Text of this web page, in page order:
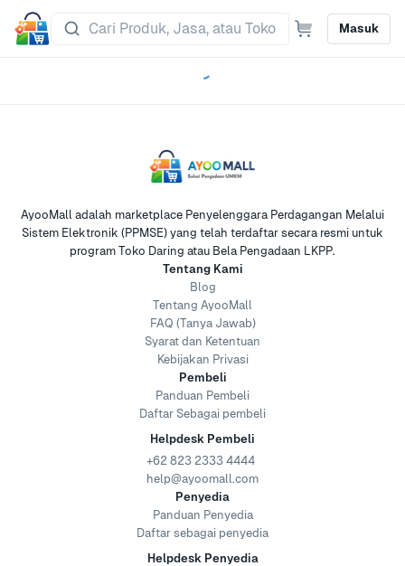
Masuk
AyooMall adalah marketplace Penyelenggara Perdagangan Melalui
Sistem Elektronik (PPMSE) yang telah terdaftar secara resmi untuk
program Toko Daring atau Bela Pengadaan LKPP.
Tentang Kami
Blog
Tentang AyooMall
FAQ (Tanya Jawab)
Syarat dan Ketentuan
Kebijakan Privasi
Pembeli
Panduan Pembeli
Daftar Sebagai pembeli
Helpdesk Pembeli
+62 823 2333 4444
help@ayoomall.com
Penyedia
Panduan Penyedia
Daftar sebagai penyedia
Helpdesk Penyedia